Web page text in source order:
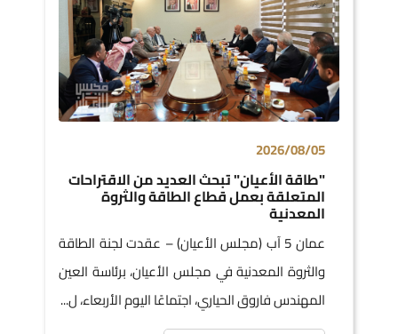
2026/08/05
"طاقة الأعيان" تبحث العديد من الاقتراحات
المتعلقة بعمل قطاع الطاقة والثروة
المعدنية
عمان 5 آب (مجلس الأعيان) – عقدت لجنة الطاقة
والثروة المعدنية في مجلس الأعيان، برئاسة العين
المهندس فاروق الحياري، اجتماعًا اليوم الأربعاء، ل...